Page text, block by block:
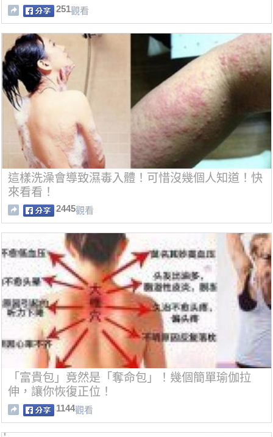
251觀看
這樣洗澡會導致濕毒入體！可惜沒幾個人知道！快
來看看！
2445觀看
「富貴包」竟然是「奪命包」！幾個簡單瑜伽拉
伸，讓你恢復正位！
1144觀看